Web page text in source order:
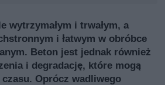
wytrzymałym i trwałym, a
i łatwym w obróbce
Beton jest jednak również
i degradację, które mogą
Oprócz wadliwego